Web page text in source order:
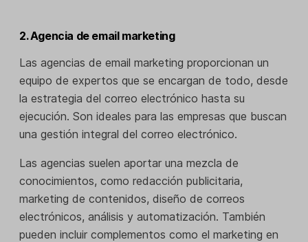
2. Agencia de email marketing
Las agencias de email marketing proporcionan un
equipo de expertos que se encargan de todo, desde
la estrategia del correo electrónico hasta su
ejecución. Son ideales para las empresas que buscan
una gestión integral del correo electrónico.
Las agencias suelen aportar una mezcla de
conocimientos, como redacción publicitaria,
marketing de contenidos, diseño de correos
electrónicos, análisis y automatización. También
pueden incluir complementos como el marketing en